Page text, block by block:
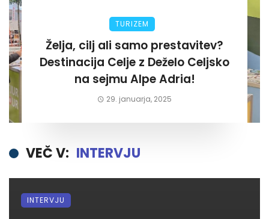
TURIZEM
Želja, cilj ali samo prestavitev?
Destinacija Celje z Deželo Celjsko
na sejmu Alpe Adria!
29. januarja, 2025
VEČ V: INTERVJU
INTERVJU